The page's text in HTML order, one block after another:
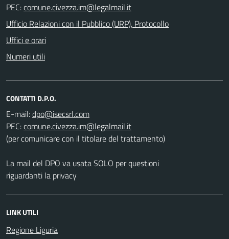
PEC:
Ufficio Relazioni con il Pubblico (URP), Protocollo
Uffici e orari
Numeri utili
CONTATTI D.P.O.
E-mail:
PEC:
(per comunicare con il titolare del trattamento)
La mail del DPO va usata SOLO per questioni
riguardanti la privacy
LINK UTILI
Regione Liguria